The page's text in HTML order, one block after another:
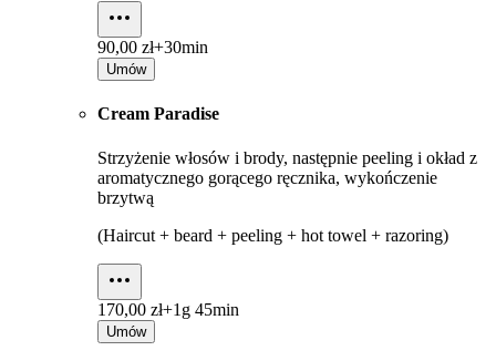
90,00 zł+30min
Umów
Cream Paradise
Strzyżenie włosów i brody, następnie peeling i okład z
aromatycznego gorącego ręcznika, wykończenie
brzytwą
(Haircut + beard + peeling + hot towel + razoring)
170,00 zł+1g 45min
Umów